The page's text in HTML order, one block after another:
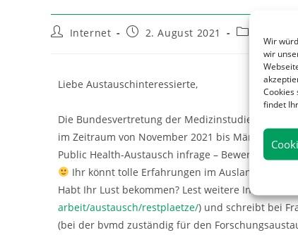
Wir
wir
Cookies
findet
Internet 2. August 2021
Liebe Austauschinteressierte,
Die Bundesvertretung der Medizinstudierenden
im Zeitraum von November 2021 bis März 2022
Public Health-Austausch infrage –
Ihr könnt tolle Erfahrungen im Ausland
Habt Ihr Lust bekommen? Lest weitere Infos auf
arbeit/austausch/restplaetze/) und schreibt bei
(bei der bvmd zuständig für den